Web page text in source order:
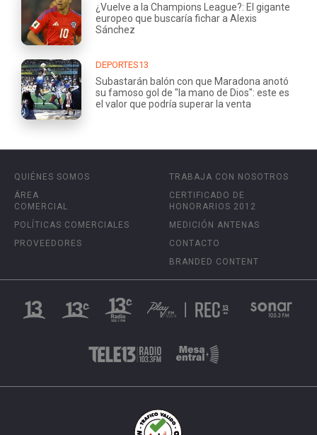
¿Vuelve a la Champions League?: El gigante
europeo que buscaría fichar a Alexis
Sánchez
DEPORTES13
Subastarán balón con que Maradona anotó
su famoso gol de "la mano de Dios": este es
el valor que podría superar la venta
QUIÉNES SOMOS
ÁREA
COMERCIAL
POLÍTICAS COMERCIALES
PROVEEDORES
TRABAJA CON NOSOTROS
CERTIFICADO DE
HONORARIOS 2012
MEDICIÓN ANTENAS
CONTACTO
BRANDED CONTENT